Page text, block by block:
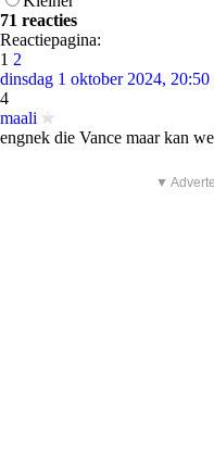
71 reacties
Reactiepagina:
1 2
dinsdag 1 oktober 2024, 20:50
4
maali
engnek die Vance maar kan
▼